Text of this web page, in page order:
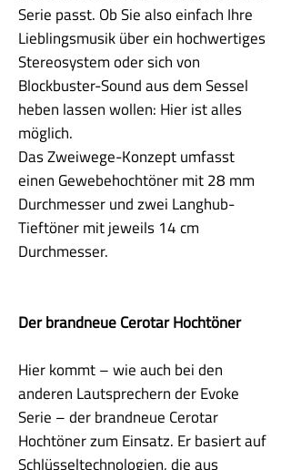
Serie passt. Ob Sie also einfach Ihre
Lieblingsmusik über ein hochwertiges
Stereosystem oder sich von
Blockbuster-Sound aus dem Sessel
heben lassen wollen: Hier ist alles
möglich.
Das Zweiwege-Konzept umfasst
einen Gewebehochtöner mit 28 mm
Durchmesser und zwei Langhub-
Tieftöner mit jeweils 14 cm
Durchmesser.
Der brandneue Cerotar Hochtöner
Hier kommt – wie auch bei den
anderen Lautsprechern der Evoke
Serie – der brandneue Cerotar
Hochtöner zum Einsatz. Er basiert auf
Schlüsseltechnologien, die aus